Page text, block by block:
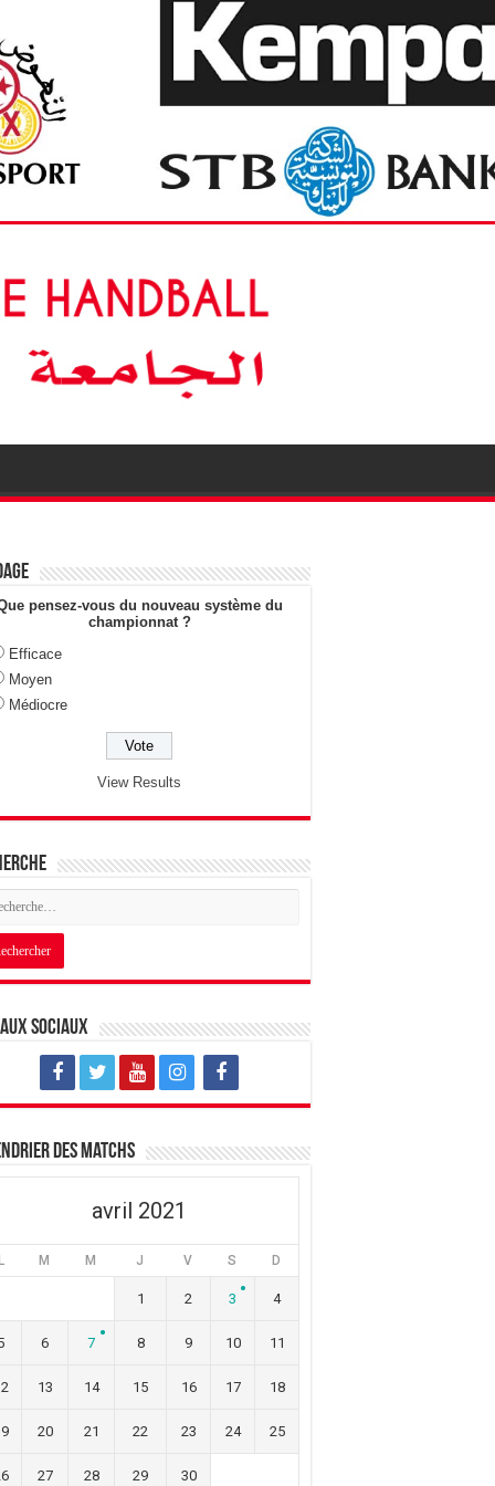
pensez-vous du nouveau système du
championnat ?
Efficace
Moyen
Médiocre
View Results
sociaux
des matchs
avril 2021
M M J V S D
1 2 3 4
6 7 8 9 10 11
13 14 15 16 17 18
20 21 22 23 24 25
27 28 29 30